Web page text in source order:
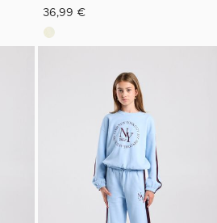
36,99 €